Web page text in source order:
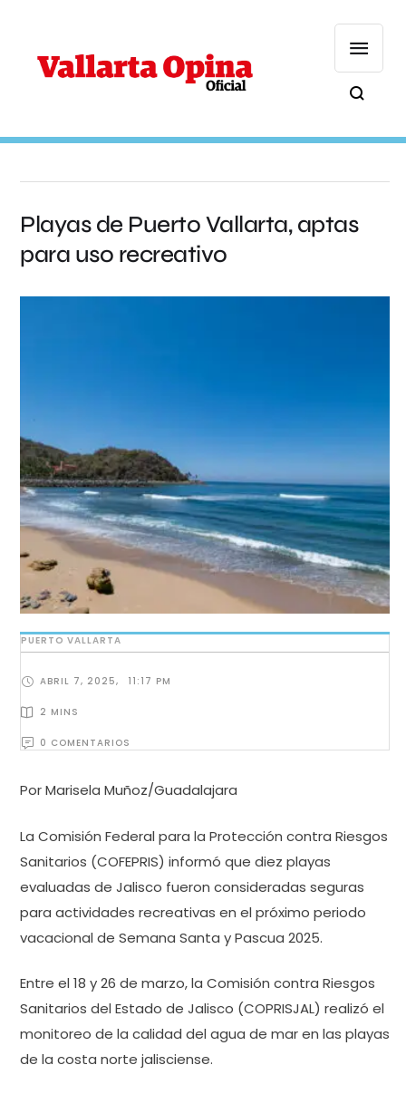
Playas de Puerto Vallarta, aptas
para uso recreativo
PUERTO VALLARTA
ABRIL 7, 2025, 11:17 PM
2 MINS
0 COMENTARIOS
Por Marisela Muñoz/Guadalajara
La Comisión Federal para la Protección contra Riesgos
Sanitarios (COFEPRIS) informó que diez playas
evaluadas de Jalisco fueron consideradas seguras
para actividades recreativas en el próximo periodo
vacacional de Semana Santa y Pascua 2025.
Entre el 18 y 26 de marzo, la Comisión contra Riesgos
Sanitarios del Estado de Jalisco (COPRISJAL) realizó el
monitoreo de la calidad del agua de mar en las playas
de la costa norte jalisciense.